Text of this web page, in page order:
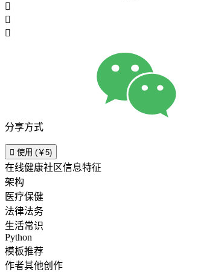



分享方式
 使用 (￥5)
在线健康社区信息特征
架构
医疗保健
法律法务
生活常识
Python
模板推荐
作者其他创作